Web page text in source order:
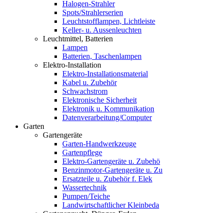
Halogen-Strahler
Spots/Strahlerserien
Leuchtstofflampen, Lichtleiste
Keller- u. Aussenleuchten
Leuchtmittel, Batterien
Lampen
Batterien, Taschenlampen
Elektro-Installation
Elektro-Installationsmaterial
Kabel u. Zubehör
Schwachstrom
Elektronische Sicherheit
Elektronik u. Kommunikation
Datenverarbeitung/Computer
Garten
Gartengeräte
Garten-Handwerkzeuge
Gartenpflege
Elektro-Gartengeräte u. Zubehö
Benzinmotor-Gartengeräte u. Zu
Ersatzteile u. Zubehör f. Elek
Wassertechnik
Pumpen/Teiche
Landwirtschaftlicher Kleinbeda